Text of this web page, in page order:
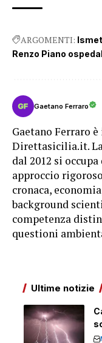
ARGOMENTI:
Renzo Piano
Gaetano Ferraro
Gaetano Ferraro
Direttasicilia.it.
dal 2012 si
approccio
cronaca,
background
competenza
questioni
Ultime notizie